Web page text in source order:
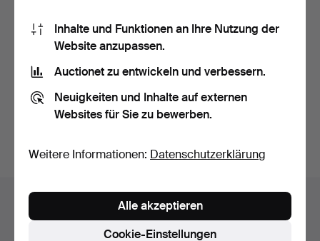
43 USD 37 USD
Sie können auch inBeendete Auktionen aus unserem
suchen.
Fußzeilen-
Kontakt mit dem Support aufnehmen
Inhalte und Funktionen an Ihre Nutzung der
Website anzupassen.
Auctionet zu entwickeln und verbessern.
Neuigkeiten und Inhalte auf externen
Websites für Sie zu bewerben.
Weitere Informationen: Datenschutzerklärung
Cookie-Einstellungen
Alle akzeptieren